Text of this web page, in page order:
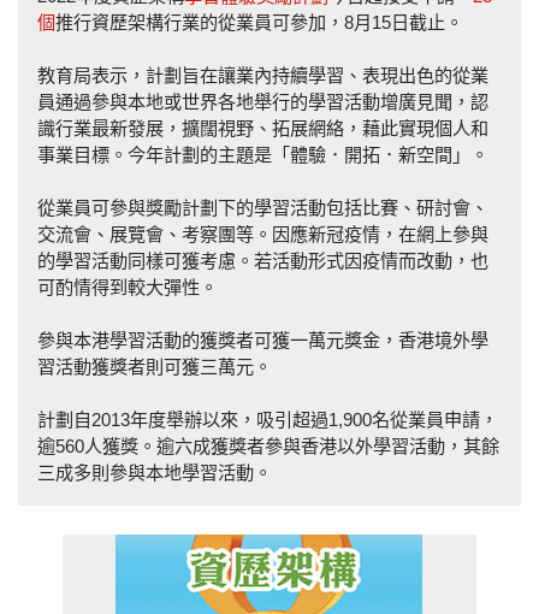
個推行資歷架構行業的從業員可參加，8月15日截止。
教育局表示，計劃旨在讓業內持續學習、表現出色的從業
員通過參與本地或世界各地舉行的學習活動增廣見聞，認
識行業最新發展，擴闊視野、拓展網絡，藉此實現個人和
事業目標。今年計劃的主題是「體驗．開拓．新空間」。
從業員可參與獎勵計劃下的學習活動包括比賽、研討會、
交流會、展覽會、考察團等。因應新冠疫情，在網上參與
的學習活動同樣可獲考慮。若活動形式因疫情而改動，也
可酌情得到較大彈性。
參與本港學習活動的獲獎者可獲一萬元獎金，香港境外學
習活動獲獎者則可獲三萬元。
計劃自2013年度舉辦以來，吸引超過1,900名從業員申請，
逾560人獲獎。逾六成獲獎者參與香港以外學習活動，其餘
三成多則參與本地學習活動。